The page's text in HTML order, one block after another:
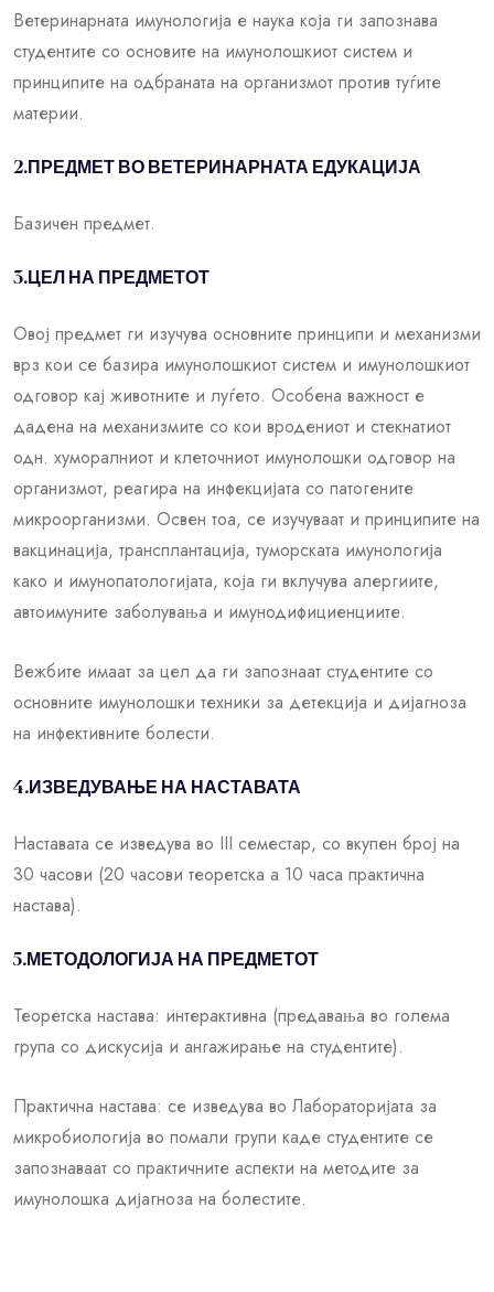
Ветеринарната имунологија е наука која ги запознава
студентите со основите на имунолошкиот систем и
принципите на одбраната на организмот против туѓите
материи.
2.ПРЕДМЕТ ВО ВЕТЕРИНАРНАТА ЕДУКАЦИЈА
Базичен предмет.
3.ЦЕЛ НА ПРЕДМЕТОТ
Овој предмет ги изучува основните принципи и механизми
врз кои се базира имунолошкиот систем и имунолошкиот
одговор кај животните и луѓето. Особена важност е
дадена на механизмите со кои вродениот и стекнатиот
одн. хуморалниот и клеточниот имунолошки одговор на
организмот, реагира на инфекцијата со патогените
микроорганизми. Освен тоа, се изучуваат и принципите на
вакцинација, трансплантација, туморската имунологија
како и имунопатологијата, која ги вклучува алергиите,
автоимуните заболувања и имунодифициенциите.
Вежбите имаат за цел да ги запознаат студентите со
основните имунолошки техники за детекција и дијагноза
на инфективните болести.
4.ИЗВЕДУВАЊЕ НА НАСТАВАТА
Наставата се изведува во III семестар, со вкупен број на
30 часови (20 часови теоретска а 10 часа практична
настава).
5.МЕТОДОЛОГИЈА НА ПРЕДМЕТОТ
Теоретска настава: интерактивна (предавања во голема
група со дискусија и ангажирање на студентите).
Практична настава: се изведува во Лабораторијата за
микробиологија во помали групи каде студентите се
запознаваат со практичните аспекти на методите за
имунолошка дијагноза на болестите.